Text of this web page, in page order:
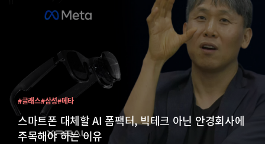
스마트폰 대체할 AI 폼팩터, 빅테크 아닌 안경회사에
주목해야 하는 이유
#글래스#삼성#메타